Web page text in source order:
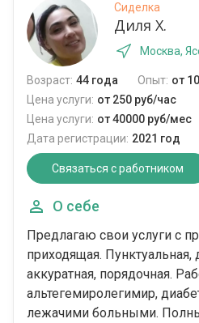
Сиделка
Диля Х.
Москва,
Возраст: 44 года Опыт: от
Цена услуги: от 250 руб/час
Цена услуги: от 40000 руб/мес
Дата регистрации: 2021 год
Связаться с работником
О себе
Предлагаю свои услуги с
приходящая. Пунктуальная,
аккуратная, порядочная.
альтегемиролегимир,
лежачими больными.